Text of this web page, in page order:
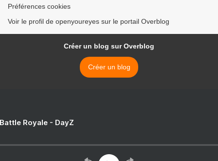
Préférences cookies
Voir le profil de openyoureyes sur le portail Overblog
Créer un blog sur Overblog
Créer un blog
Royale - DayZ